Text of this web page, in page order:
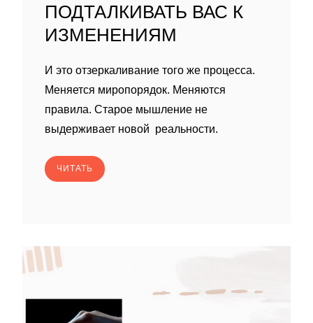
ПОДТАЛКИВАТЬ ВАС К
ИЗМЕНЕНИЯМ
И это отзеркаливание того же процесса.
Меняется миропорядок. Меняются
правила. Старое мышление не
выдерживает новой реальности.
ЧИТАТЬ